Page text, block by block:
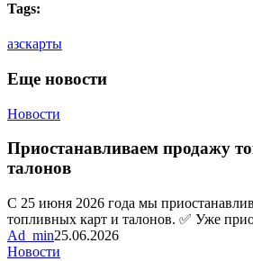
Tags:
азскарты
Еще новости
Новости
топливных
и
Приостанавливаем продажу
талонов
С 25 июня 2026 года мы
топливных карт и талонов. ✅ Уже
Ad_min25.06.2026
Новости